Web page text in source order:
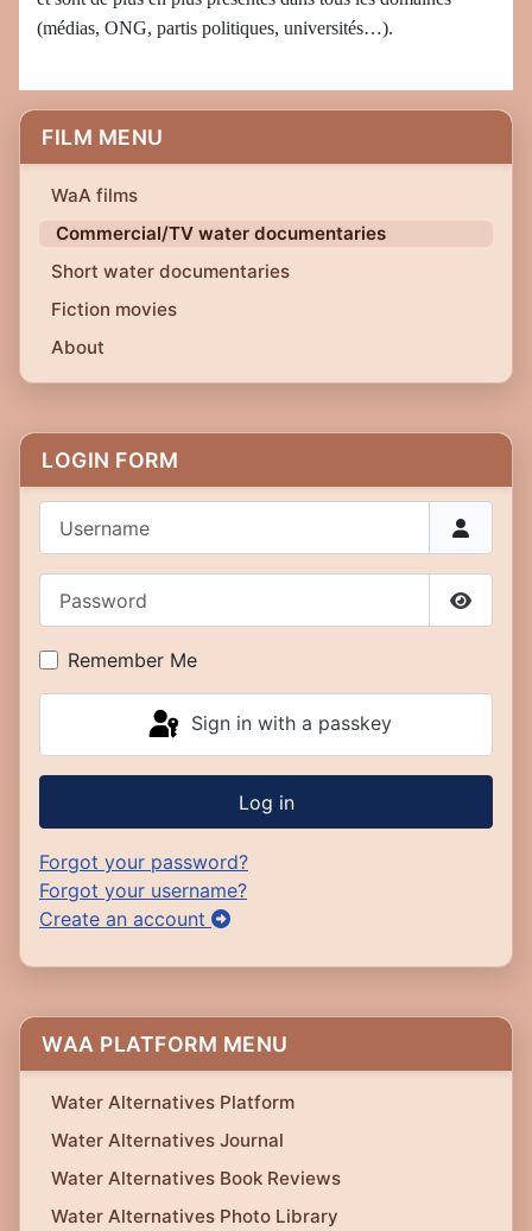
FILM MENU
WaA films
Commercial/TV water documentaries
Short water documentaries
Fiction movies
About
LOGIN FORM
Show
Remember Me
Sign in with a passkey
Log in
Forgot your password?
Forgot your username?
Create an account
WAA PLATFORM MENU
Water Alternatives Platform
Water Alternatives Journal
Water Alternatives Book Reviews
Water Alternatives Photo Library
(médias, ONG, partis politiques, universités…).